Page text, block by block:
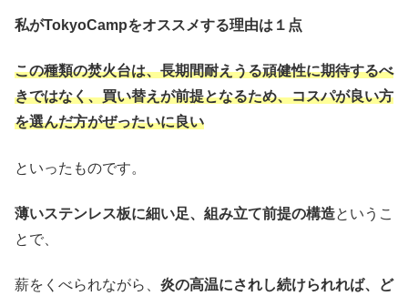
私がTokyoCampをオススメする理由は１点
この種類の焚火台は、長期間耐えうる頑健性に期待するべ
きではなく、買い替えが前提となるため、コスパが良い方
を選んだ方がぜったいに良い
といったものです。
薄いステンレス板に細い足、組み立て前提の構造というこ
とで、
薪をくべられながら、 炎の高温にされし続けられれば、ど